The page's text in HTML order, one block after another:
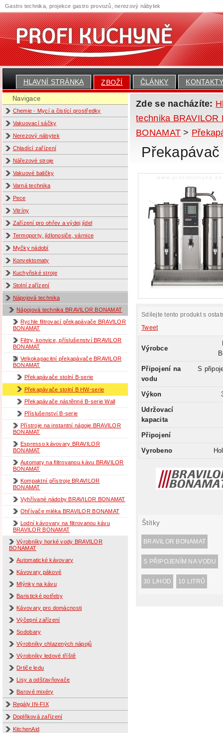
HLAVNÍ STRÁNKA ZBOŽÍ ČLÁNKY
Navigace
Chemie - Mycí a čistící prostředky
Vakuovací sáčky
Nerezový nábytek
Chladící zařízení
Nářezové stroje
Vakuové baličky
Varná technika
Pece
Vitríny
Zařízení pro ohřev a výdej jídel
Termoporty, jídlonosiče, várnice
Myčky nádobí
Konvektomaty
Kuchyňské stroje
Stolní zařízení
Nápojová technika
Nápojová technika BRAVILOR BONAMAT
Rychle filtrovací překapávače BRAVILOR
BONAMAT
Filtry, konvice, příslušenství BRAVILOR
BONAMAT
Velkokapacitní překapávače BRAVILOR
BONAMAT
Překapávače stolní B-serie
Překapávače stolní B HW-serie
Překapávače nástěnné B-serie Wall
Příslušenství B-serie
Přístroje na instantní nápoje BRAVILOR
BONAMAT
Espresso kávovary BRAVILOR
BONAMAT
Automaty na filtrovanou kávu BRAVILOR
BONAMAT
Kompaktní přístroje BRAVILOR
BONAMAT
Vyhřívané nádoby BRAVILOR BONAMAT
Ohřívače mléka BRAVILOR BONAMAT
Lodní kávovary na filtrovanou kávu
BRAVILOR BONAMAT
Výrobníky horké vody BRAVILOR
BONAMAT
Automatické kávovary
Kávovary pákové
Mlýnky na kávu
Baristické potřeby
Kávovary pro domácnosti
Výčepní zařízení
Sodobary
Výrobníky chlazených nápojů
Výrobníky ledové tříště
Drtiče ledu
Lisy a odšťavňovače
Barové mixéry
Regály IN-FIX
Doplňková zařízení
KitchenAid
Zde se nacházíte:
technika BRAVILOR
BONAMAT >
Sdílejte tento produkt s
Tweet
Výrobce
Připojení na
vodu
S
Výkon
Udržovací
kapacita
Připojení
Vyrobeno
Štítky
BRAVILOR BONAMAT
S PŘIPOJENÍM NA VODU
30 L/HOD 10 LITRŮ
Gastro technika, projekce gastro provozů, nerezový nábytek